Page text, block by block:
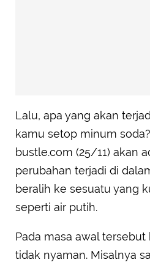
Lalu, apa yang akan
kamu setop minum
bustle.com (25/11) akan
perubahan terjadi di
beralih ke sesuatu yang
seperti air putih.
Pada masa awal
tidak nyaman. Misalnya